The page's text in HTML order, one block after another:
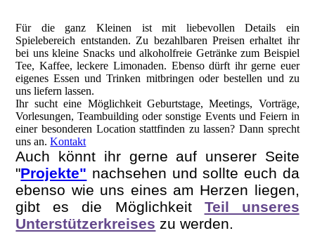
Für die ganz Kleinen ist mit liebevollen Details ein
Spielebereich entstanden. Zu bezahlbaren Preisen erhaltet ihr
bei uns kleine Snacks und alkoholfreie Getränke zum Beispiel
Tee, Kaffee, leckere Limonaden. Ebenso dürft ihr gerne euer
eigenes Essen und Trinken mitbringen oder bestellen und zu
uns liefern lassen.
Ihr sucht eine Möglichkeit Geburtstage, Meetings, Vorträge,
Vorlesungen, Teambuilding oder sonstige Events und Feiern in
einer besonderen Location stattfinden zu lassen? Dann sprecht
uns an.Kontakt
Auch könnt ihr gerne auf unserer Seite
"Projekte" nachsehen und sollte euch da
ebenso wie uns eines am Herzen liegen,
gibt es die Möglichkeit Teil unseres
Unterstützerkreises zu werden.